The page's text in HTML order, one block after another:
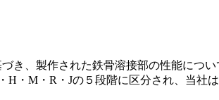
き、製作された鉄骨溶接部の性能につ
・M・R・Jの５段階に区分され、当社